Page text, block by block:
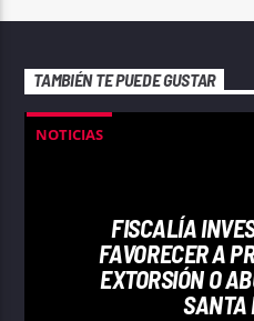
TAMBIÉN TE PUEDE GUSTAR
NOTICIAS
FISCALÍA
FAVORECER A
EXTORSIÓN O
SANTA